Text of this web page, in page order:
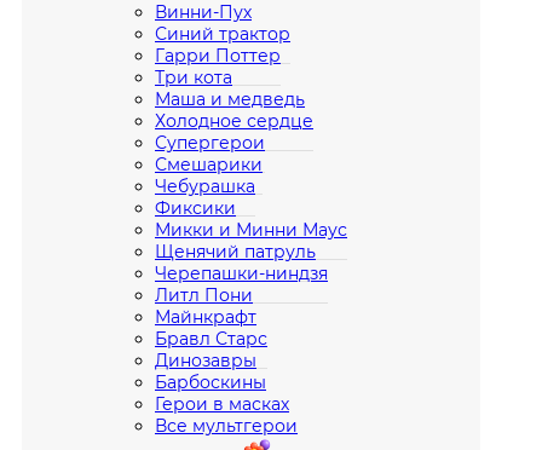
Винни-Пух
Синий трактор
Гарри Поттер
Три кота
Маша и медведь
Холодное сердце
Супергерои
Смешарики
Чебурашка
Фиксики
Микки и Минни Маус
Щенячий патруль
Черепашки-ниндзя
Литл Пони
Майнкрафт
Бравл Старс
Динозавры
Барбоскины
Герои в масках
Все мультгерои